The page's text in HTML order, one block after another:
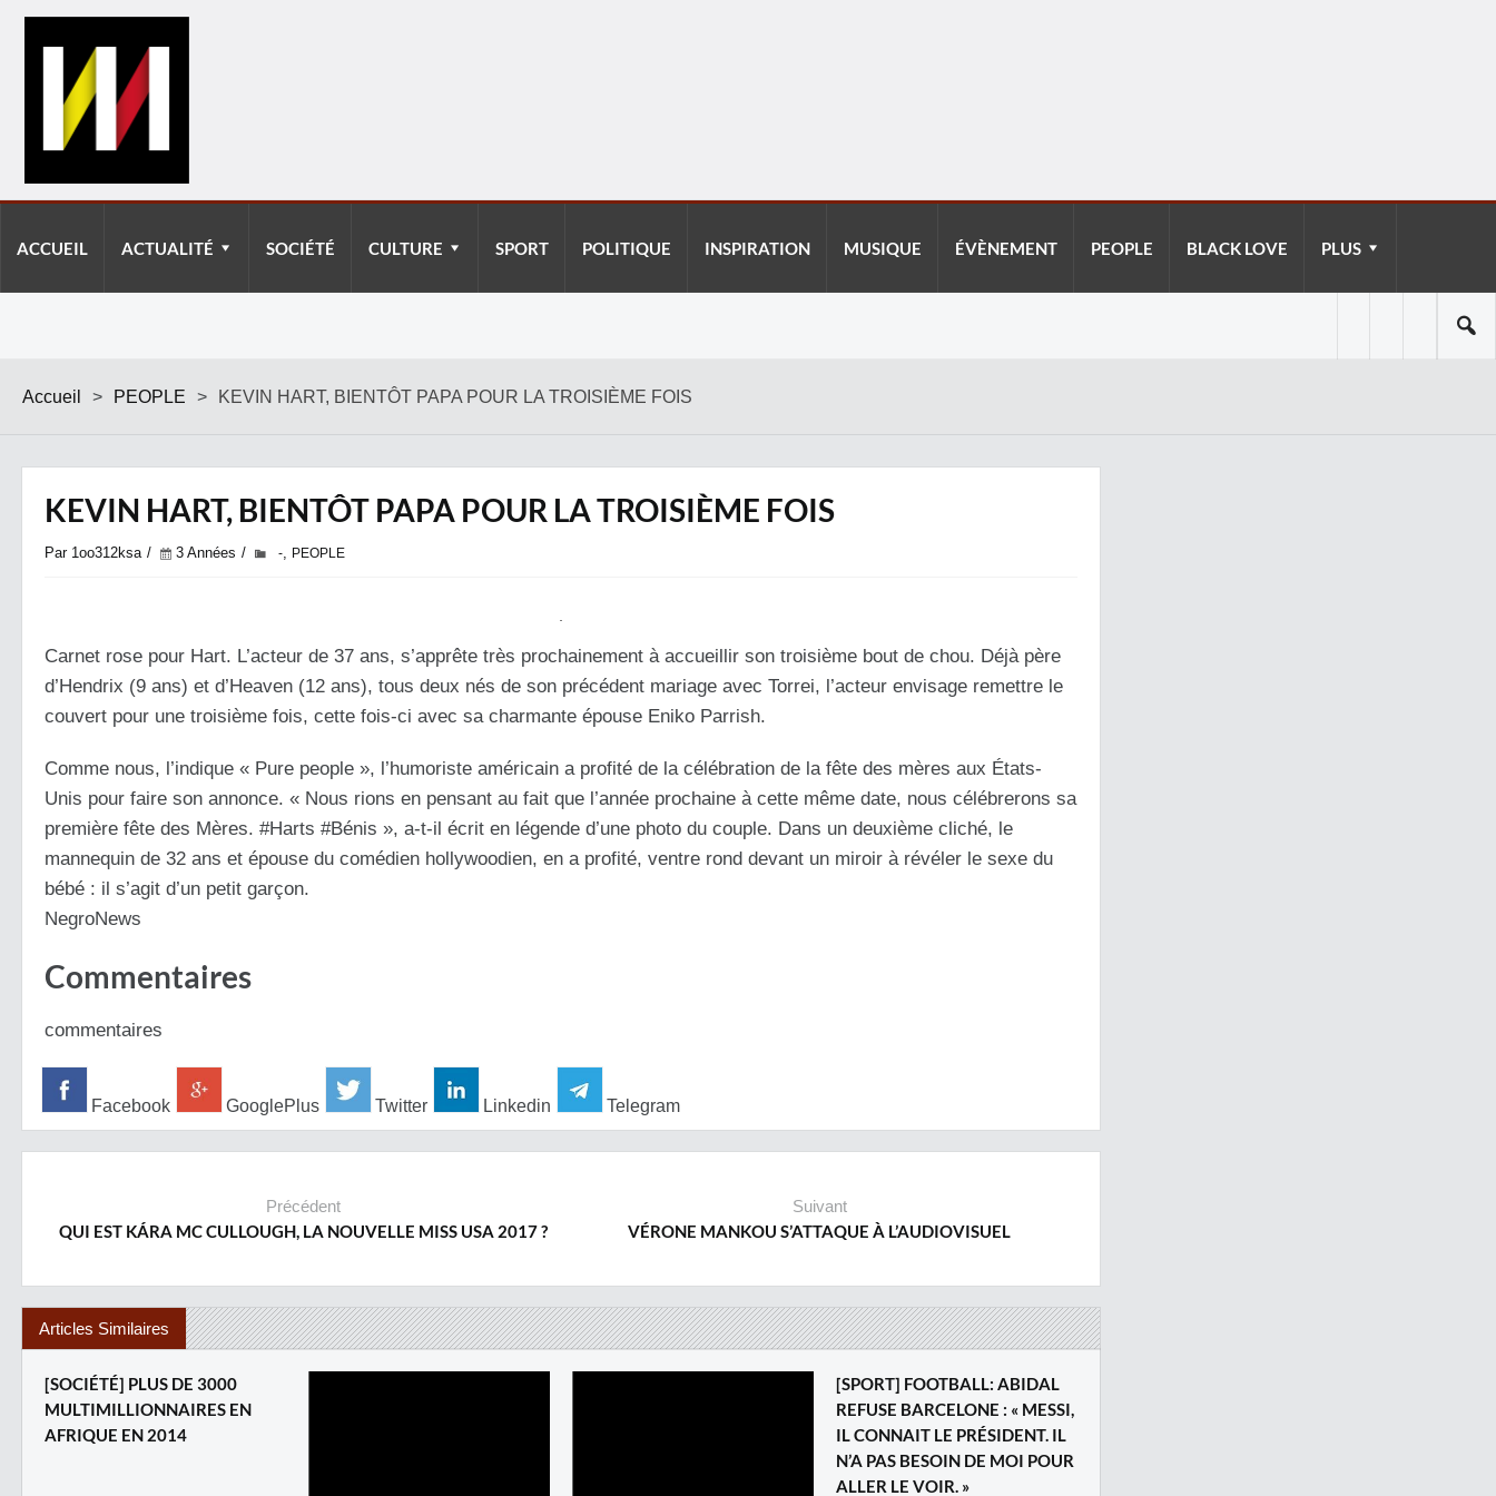
ACCUEIL ACTUALITÉ SOCIÉTÉ CULTURE SPORT POLITIQUE INSPIRATION MUSIQUE ÉVÈNEMENT PEOPLE BLACK LOVE PLUS
Accueil > PEOPLE > KEVIN HART, BIENTÔT PAPA POUR LA TROISIÈME FOIS
KEVIN HART, BIENTÔT PAPA POUR LA TROISIÈME FOIS
Par 1oo312ksa 3 Années -, PEOPLE
Carnet rose pour Hart. L’acteur de 37 ans, s’apprête très prochainement à accueillir son troisième bout de chou. Déjà père
d’Hendrix (9 ans) et d’Heaven (12 ans), tous deux nés de son précédent mariage avec Torrei, l’acteur envisage remettre le
couvert pour une troisième fois, cette fois-ci avec sa charmante épouse Eniko Parrish.
Comme nous, l’indique « Pure people », l’humoriste américain a profité de la célébration de la fête des mères aux États-
Unis pour faire son annonce. « Nous rions en pensant au fait que l’année prochaine à cette même date, nous célébrerons sa
première fête des Mères. #Harts #Bénis », a-t-il écrit en légende d’une photo du couple. Dans un deuxième cliché, le
mannequin de 32 ans et épouse du comédien hollywoodien, en a profité, ventre rond devant un miroir à révéler le sexe du
bébé : il s’agit d’un petit garçon.
NegroNews
Commentaires
commentaires
Facebook GooglePlus Twitter Linkedin Telegram
Précédent
QUI EST KÁRA MC CULLOUGH, LA NOUVELLE MISS USA 2017 ?
Suivant
VÉRONE MANKOU S’ATTAQUE À L’AUDIOVISUEL
Articles Similaires
[SOCIÉTÉ] PLUS DE 3000
MULTIMILLIONNAIRES EN
AFRIQUE EN 2014
[SPORT] FOOTBALL: ABIDAL
REFUSE BARCELONE : « MESSI,
IL CONNAIT LE PRÉSIDENT. IL
N’A PAS BESOIN DE MOI POUR
ALLER LE VOIR. »